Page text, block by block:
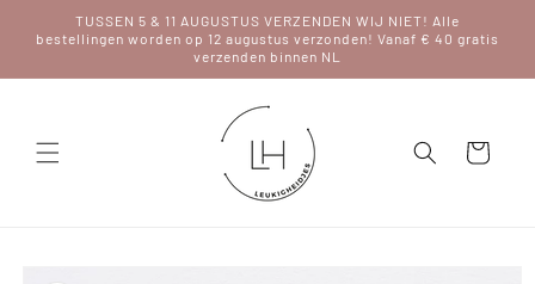
naar de
content
TUSSEN 5 & 11 AUGUSTUS VERZENDEN WIJ NIET! Alle
bestellingen worden op 12 augustus verzonden! Vanaf € 40 gratis
verzenden binnen NL
Winkelwagen